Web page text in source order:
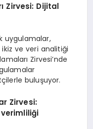
Zirvesi: Dijital
uygulamalar,
ve veri analitiği
Zirvesi’nde
buluşuyor.
Zirvesi: